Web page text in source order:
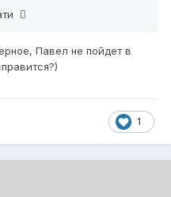
Павел не пойдет в
1